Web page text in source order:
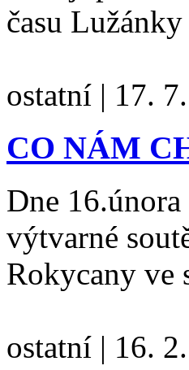
času
ostatní | 17.
CO NÁM
Dne
výtvarné
Rokycany ve
ostatní | 16.